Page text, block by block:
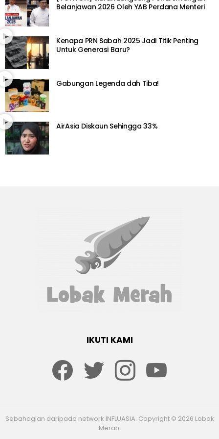
Belanjawan 2026 Oleh YAB Perdana Menteri
Kenapa PRN Sabah 2025 Jadi Titik Penting
Untuk Generasi Baru?
Gabungan Legenda dah Tiba!
AirAsia Diskaun Sehingga 33%
IKUTI KAMI
Sebahagian daripada network INFLUASIA. Copyright © 2026 Lobak
Merah.